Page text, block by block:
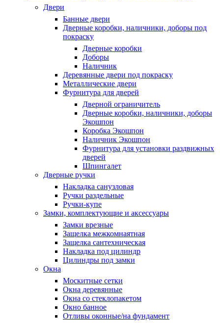
Двери
Банные двери
Дверные коробки, наличники, доборы под
покраску
Дверные коробки
Доборы
Наличник
Деревянные двери под покраску
Металлические двери
Фурнитура для дверей
Дверной ограничитель
Дверные коробки, наличники, доборы
Экошпон
Коробка Экошпон
Наличник Экошпон
Фурнитура для установки раздвижных
дверей
Шпингалет
Дверные ручки
Накладка санузловая
Ручки раздельные
Ручки-купе
Замки, комплектующие и аксессуары
Замки врезные
Защелка межкомнаятная
Защелка сантехническая
Накладка под цилиндр
Цилиндры под замки
Окна
Москитные сетки
Окна деревянные
Окна со стеклопакетом
Окно банное
Отливы оконные/на фундамент